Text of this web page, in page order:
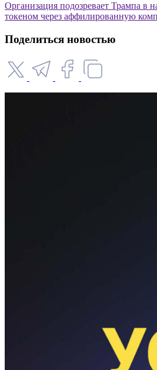
Организация подозревает Трампа в
токеном через аффилированную
Поделиться новостью